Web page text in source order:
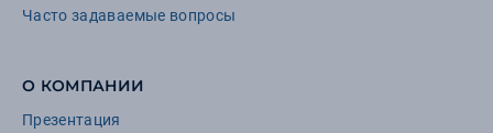
Часто задаваемые вопросы
О КОМПАНИИ
Презентация